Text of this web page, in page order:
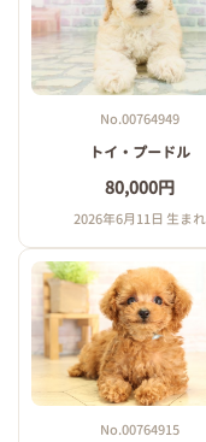
No.00764949
トイ・プードル
80,000円
2026年6月11日 生まれ
No.00764915